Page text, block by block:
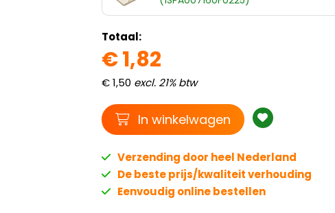
Totaal:
€1,82
€1,50 excl. 21% btw
Winkelwagen
In winkelwagen
Verzending door heel Nederland
De beste prijs/kwaliteit verhouding
Eenvoudig online bestellen